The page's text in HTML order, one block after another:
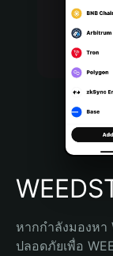
Português
Bahasa Indonesia
Português (Brasil)
Español
หากกำลังมองหา
ปลอดภัยเพื่อ